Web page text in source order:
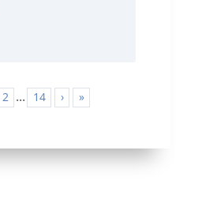
2 ... 14 › »